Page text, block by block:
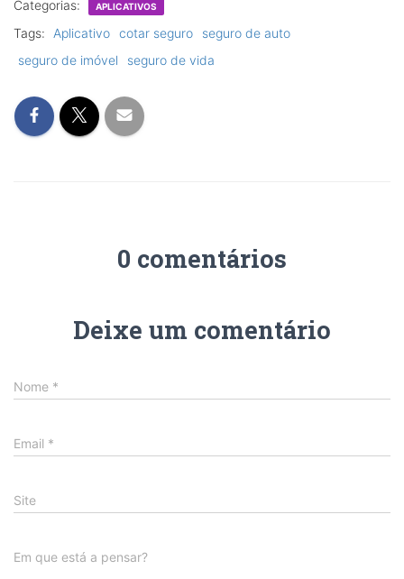
Categorias: APLICATIVOS
Tags: Aplicativo cotar seguro
seguro de auto
seguro de imóvel
seguro de vida
0 comentários
Deixe um comentário
Nome *
Email *
Site
Em que está a pensar?